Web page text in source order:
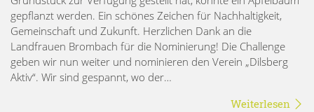
gepflanzt werden. Ein schönes Zeichen für Nachhaltigkeit,
Gemeinschaft und Zukunft. Herzlichen Dank an die
Landfrauen Brombach für die Nominierung! Die Challenge
geben wir nun weiter und nominieren den Verein „Dilsberg
Aktiv“. Wir sind gespannt, wo der…
Weiterlesen